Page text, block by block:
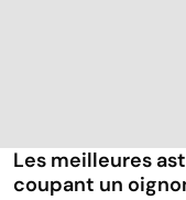
Les meilleures
coupant un